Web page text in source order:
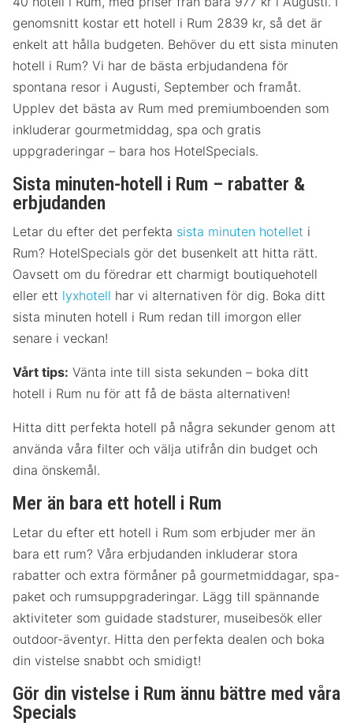
genomsnitt kostar ett hotell i Rum 2839 kr, så det är
enkelt att hålla budgeten. Behöver du ett sista minuten
hotell i Rum? Vi har de bästa erbjudandena för
spontana resor i Augusti, September och framåt.
Upplev det bästa av Rum med premiumboenden som
inkluderar gourmetmiddag, spa och gratis
uppgraderingar – bara hos HotelSpecials.
Sista minuten-hotell i Rum – rabatter &
erbjudanden
Letar du efter det perfekta sista minuten hotellet i
Rum? HotelSpecials gör det busenkelt att hitta rätt.
Oavsett om du föredrar ett charmigt boutiquehotell
eller ett lyxhotell har vi alternativen för dig. Boka ditt
sista minuten hotell i Rum redan till imorgon eller
senare i veckan!
Vårt tips: Vänta inte till sista sekunden – boka ditt
hotell i Rum nu för att få de bästa alternativen!
Hitta ditt perfekta hotell på några sekunder genom att
använda våra filter och välja utifrån din budget och
dina önskemål.
Mer än bara ett hotell i Rum
Letar du efter ett hotell i Rum som erbjuder mer än
bara ett rum? Våra erbjudanden inkluderar stora
rabatter och extra förmåner på gourmetmiddagar, spa-
paket och rumsuppgraderingar. Lägg till spännande
aktiviteter som guidade stadsturer, museibesök eller
outdoor-äventyr. Hitta den perfekta dealen och boka
din vistelse snabbt och smidigt!
Gör din vistelse i Rum ännu bättre med våra
Specials